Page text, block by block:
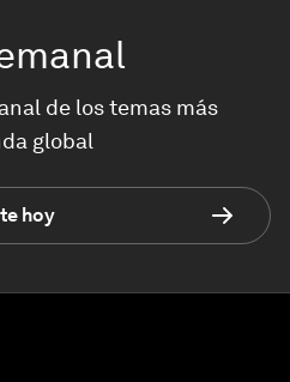
de los temas más
global
hoy